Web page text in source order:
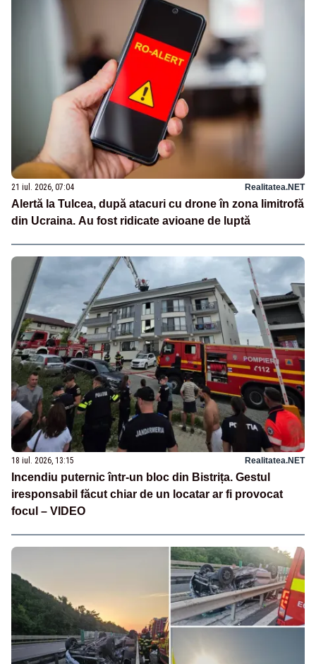
21 iul. 2026, 07:04 Realitatea.NET
Alertă la Tulcea, după atacuri cu drone în zona limitrofă
din Ucraina. Au fost ridicate avioane de luptă
18 iul. 2026, 13:15 Realitatea.NET
Incendiu puternic într-un bloc din Bistrița. Gestul
iresponsabil făcut chiar de un locatar ar fi provocat
focul – VIDEO